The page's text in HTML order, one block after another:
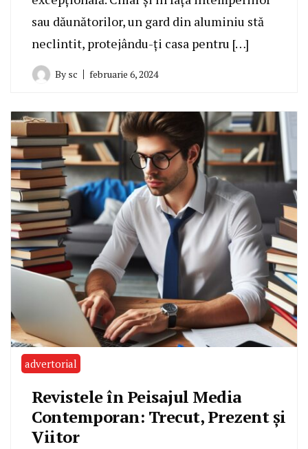
sau dăunătorilor, un gard din aluminiu stă
neclintit, protejându-ți casa pentru […]
By sc februarie 6, 2024
advertorial
Revistele în Peisajul Media
Contemporan: Trecut, Prezent și
Viitor